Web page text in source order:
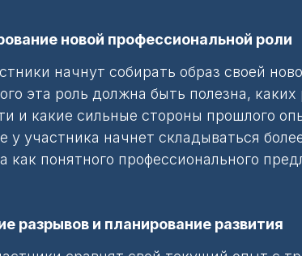
новой профессиональной роли
начнут собирать образ своей
эта роль должна быть полезна, каких
и какие сильные стороны прошлого
у участника начнет складываться
как понятного профессионального
разрывов и планирование развития